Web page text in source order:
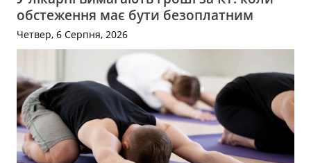
обстеження має бути безоплатним
Четвер, 6 Серпня, 2026